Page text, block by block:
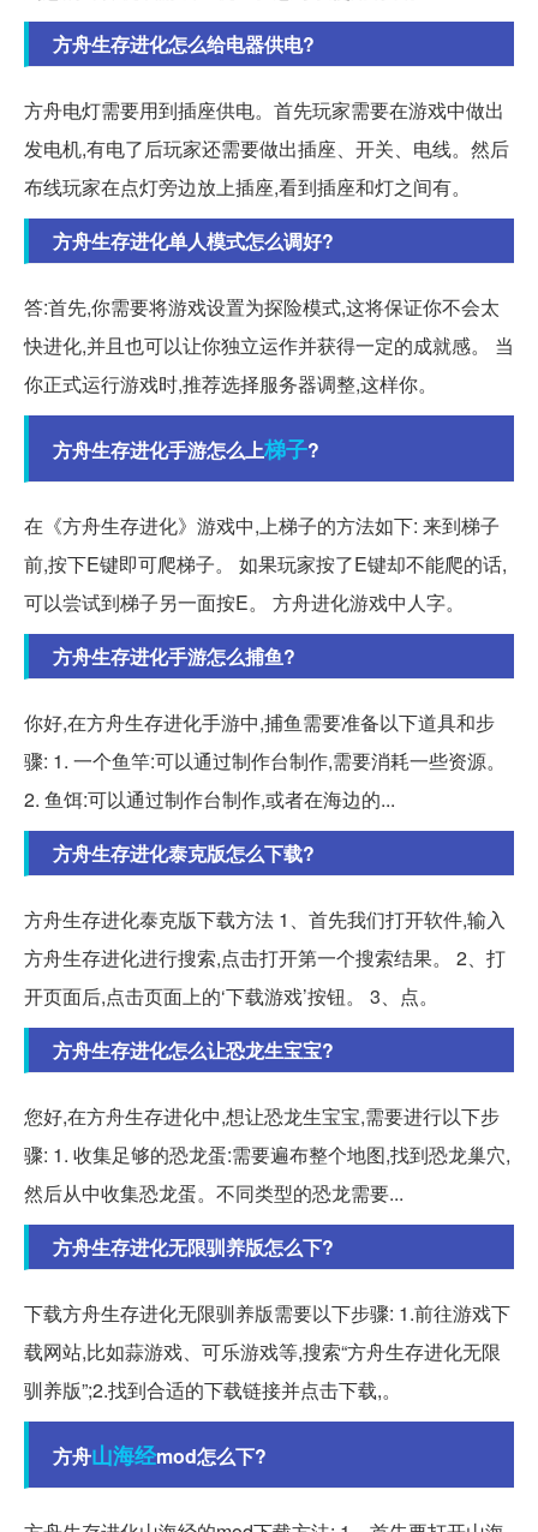
方舟生存进化怎么给电器供电?
方舟电灯需要用到插座供电。首先玩家需要在游戏中做出
发电机,有电了后玩家还需要做出插座、开关、电线。然后
布线玩家在点灯旁边放上插座,看到插座和灯之间有。
方舟生存进化单人模式怎么调好?
答:首先,你需要将游戏设置为探险模式,这将保证你不会太
快进化,并且也可以让你独立运作并获得一定的成就感。 当
你正式运行游戏时,推荐选择服务器调整,这样你。
方舟生存进化手游怎么上梯子?
在《方舟生存进化》游戏中,上梯子的方法如下: 来到梯子
前,按下E键即可爬梯子。 如果玩家按了E键却不能爬的话,
可以尝试到梯子另一面按E。 方舟进化游戏中人字。
方舟生存进化手游怎么捕鱼?
你好,在方舟生存进化手游中,捕鱼需要准备以下道具和步
骤: 1. 一个鱼竿:可以通过制作台制作,需要消耗一些资源。
2. 鱼饵:可以通过制作台制作,或者在海边的...
方舟生存进化泰克版怎么下载?
方舟生存进化泰克版下载方法 1、首先我们打开软件,输入
方舟生存进化进行搜索,点击打开第一个搜索结果。 2、打
开页面后,点击页面上的‘下载游戏’按钮。 3、点。
方舟生存进化怎么让恐龙生宝宝?
您好,在方舟生存进化中,想让恐龙生宝宝,需要进行以下步
骤: 1. 收集足够的恐龙蛋:需要遍布整个地图,找到恐龙巢穴,
然后从中收集恐龙蛋。不同类型的恐龙需要...
方舟生存进化无限驯养版怎么下?
下载方舟生存进化无限驯养版需要以下步骤: 1.前往游戏下
载网站,比如蒜游戏、可乐游戏等,搜索“方舟生存进化无限
驯养版”;2.找到合适的下载链接并点击下载,。
方舟山海经mod怎么下?